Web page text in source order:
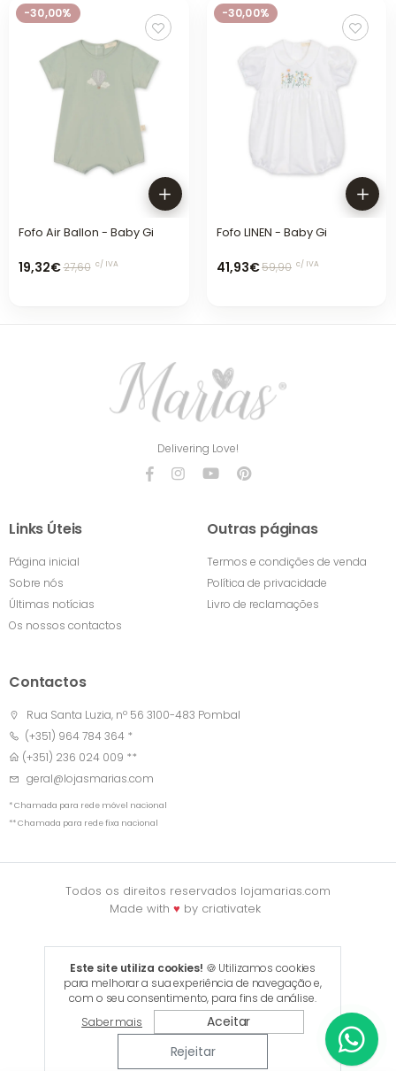
-30,00%
Fofo Air Ballon - Baby Gi
19,32€27,60 c/ IVA
-30,00%
Fofo LINEN - Baby Gi
41,93€59,90 c/ IVA
Delivering Love!
Links Úteis
Página inicial
Sobre nós
Últimas notícias
Os nossos contactos
Outras páginas
Termos e condições de venda
Política de privacidade
Livro de reclamações
Contactos
Rua Santa Luzia, nº 56 3100-483 Pombal
(+351) 964 784 364 *
(+351) 236 024 009 **
geral@lojasmarias.com
* Chamada para rede móvel nacional
** Chamada para rede fixa nacional
Todos os direitos reservados lojamarias.com
Made with ♥ by criativatek
Este site utiliza cookies! 🍪 Utilizamos cookies
para melhorar a sua experiência de navegação e,
com o seu consentimento, para fins de análise.
Saber mais
Aceitar
Rejeitar